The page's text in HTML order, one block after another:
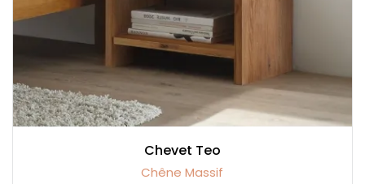
Chevet Teo
Chêne Massif